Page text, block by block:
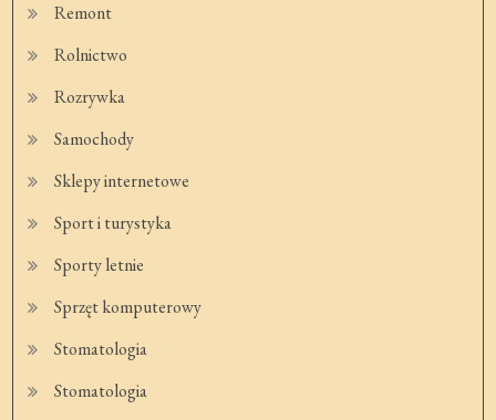
Remont
Rolnictwo
Rozrywka
Samochody
Sklepy internetowe
Sport i turystyka
Sporty letnie
Sprzęt komputerowy
Stomatologia
Stomatologia